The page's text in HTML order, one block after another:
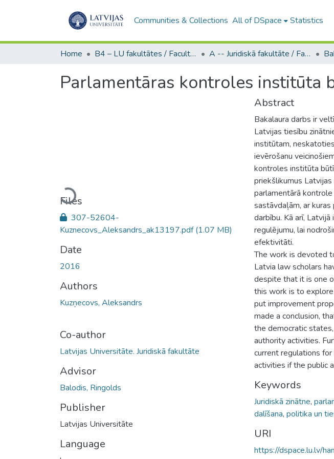
Communities & Collections All of DSpace Statistics
Home B4 – LU fakultātes / Faculties of the UL A -- Juridiskā fakultāte / Faculty of Law
Parlamentāras kontroles institūta
Loading...
Files
307-52604-
Kuznecovs_Aleksandrs_ak13197.pdf(1.07 MB)
Date
2016
Authors
Kuzņecovs, Aleksandrs
Co-author
Latvijas Universitāte. Juridiskā fakultāte
Advisor
Balodis, Ringolds
Publisher
Latvijas Universitāte
Language
Abstract
Bakalaura darbs ir
Latvijas tiesību
institūtam,
ievērošanu
kontroles institūta
priekšlikumus
parlamentārā
sastāvdaļām, ar
darbību. Kā arī,
regulējumu, lai
efektivitāti.
The work is devoted
Latvia law scholars
despite that it is one
this work is to
put improvement
made a conclusion,
the democratic
authority activities.
current regulations
activities if the public
Keywords
Juridiskā zinātne,
dalīšana, politika un
URI
https://dspace.lu.lv/